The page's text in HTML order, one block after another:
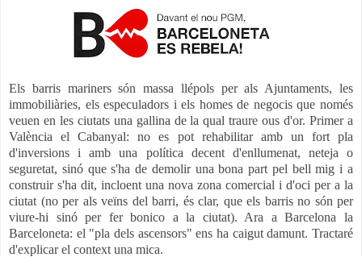
Els barris mariners són massa llépols per als Ajuntaments, les
immobiliàries, els especuladors i els homes de negocis que només
veuen en les ciutats una gallina de la qual traure ous d'or. Primer a
València el Cabanyal: no es pot rehabilitar amb un fort pla
d'inversions i amb una política decent d'enllumenat, neteja o
seguretat, sinó que s'ha de demolir una bona part pel bell mig i a
construir s'ha dit, incloent una nova zona comercial i d'oci per a la
ciutat (no per als veïns del barri, és clar, que els barris no són per
viure-hi sinó per fer bonico a la ciutat). Ara a Barcelona la
Barceloneta: el "pla dels ascensors" ens ha caigut damunt. Tractaré
d'explicar el context una mica.